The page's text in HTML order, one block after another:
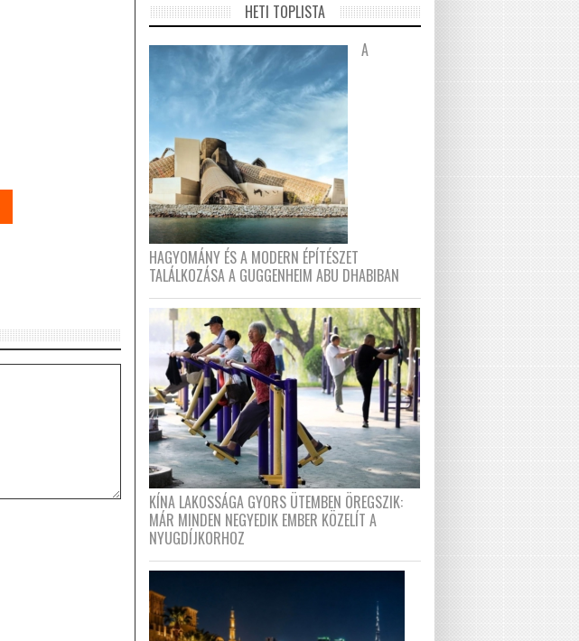
HETI TOPLISTA
A
HAGYOMÁNY ÉS A MODERN ÉPÍTÉSZET
TALÁLKOZÁSA A GUGGENHEIM ABU DHABIBAN
KÍNA LAKOSSÁGA GYORS ÜTEMBEN ÖREGSZIK:
MÁR MINDEN NEGYEDIK EMBER KÖZELÍT A
NYUGDÍJKORHOZ